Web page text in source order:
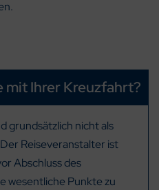
mit Ihrer Kreuzfahrt?
grundsätzlich nicht als
Reiseveranstalter ist
Abschluss des
wesentliche Punkte zu